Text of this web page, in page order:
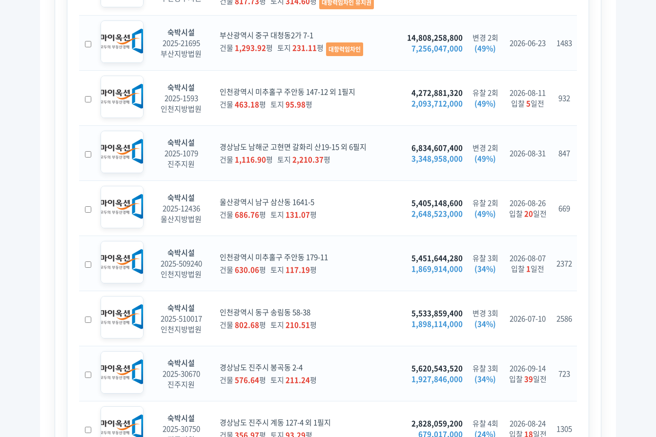
대항력임차인 유치권
숙박시설
2025-21695
부산지방법원
부산광역시 중구 대청동2가 7-1
건물 1,293.92평 토지 231.11평 대항력임차인
14,808,258,800
7,256,047,000
변경 2회
(49%)
2026-06-23 1483
숙박시설
2025-1593
인천지방법원
인천광역시 미추홀구 주안동 147-12 외 1필지
건물463.18평 토지 95.98평
4,272,881,320
2,093,712,000
유찰 2회
(49%)
2026-08-11
입찰5일전 932
숙박시설
2025-1079
진주지원
경상남도 남해군 고현면 갈화리 산19-15 외 6필지
건물 1,116.90평 토지 2,210.37평
6,834,607,400
3,348,958,000
변경 2회
(49%)
2026-08-31 847
숙박시설
2025-12436
울산지방법원
울산광역시 남구 삼산동 1641-5
건물686.76평 토지 131.07평
5,405,148,600
2,648,523,000
유찰 2회
(49%)
2026-08-26
입찰20일전 669
숙박시설
2025-509240
인천지방법원
인천광역시 미추홀구 주안동 179-11
건물630.06평 토지 117.19평
5,451,644,280
1,869,914,000
유찰 3회
(34%)
2026-08-07
입찰1일전 2372
숙박시설
2025-510017
인천지방법원
인천광역시 동구 송림동 58-38
건물802.68평 토지 210.51평
5,533,859,400
1,898,114,000
변경 3회
(34%)
2026-07-10 2586
숙박시설
2025-30670
진주지원
경상남도 진주시 봉곡동 2-4
건물576.64평 토지 211.24평
5,620,543,520
1,927,846,000
유찰 3회
(34%)
2026-09-14
입찰39일전 723
숙박시설
2025-30750
경상남도 진주시 계동 127-4 외 1필지
2,828,059,200
679,017,000
유찰 4회
(24%)
2026-08-24
입찰18일전 1305